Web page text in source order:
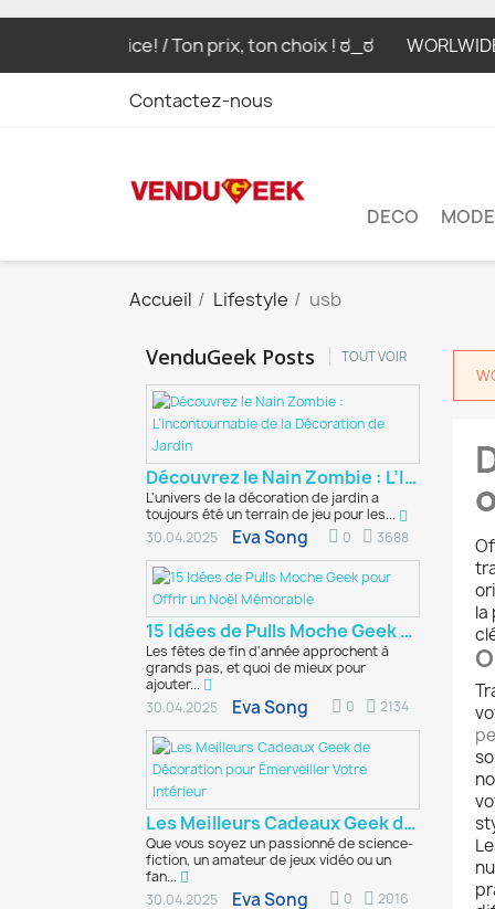
choice! / Ton prix, ton choix ! ಠ_ಠ WORLWIDE
Contactez-nous
DECO MODE
Accueil Lifestyle usb
VenduGeek Posts TOUT VOIR
Découvrez le Nain Zombie : L’Incontournable de...
L'univers de la décoration de jardin a
toujours été un terrain de jeu pour les...
30.04.2025
Eva Song 3688
0
15 Idées de Pulls Moche Geek pour Offrir un...
Les fêtes de fin d'année approchent à
grands pas, et quoi de mieux pour
ajouter...
30.04.2025
Eva Song 2134
0
Les Meilleurs Cadeaux Geek de Décoration pour...
Que vous soyez un passionné de science-
fiction, un amateur de jeux vidéo ou un
fan...
30.04.2025
Eva Song 2016
0
la